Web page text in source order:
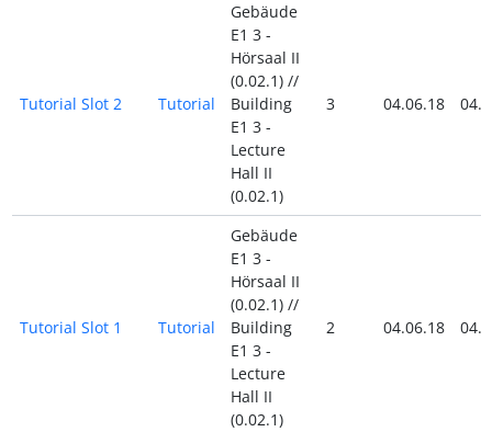
Tutorial Slot 2 Tutorial
Gebäude
E1 3 -
Hörsaal II
(0.02.1) //
Building
E1 3 -
Lecture
Hall II
(0.02.1)
3 04.06.18
Tutorial Slot 1 Tutorial
Gebäude
E1 3 -
Hörsaal II
(0.02.1) //
Building
E1 3 -
Lecture
Hall II
(0.02.1)
2 04.06.18